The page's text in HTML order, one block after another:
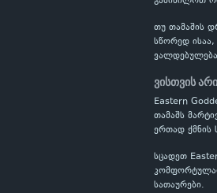
თუ თამაშის
სწორედ
ვისთვის
Eastern
თამაშს
ერთად ქმნის
სცადეთ
სათაურები.